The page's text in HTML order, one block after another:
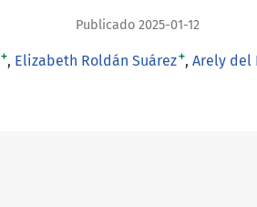
Publicado 2025-01-12
+ Elizabeth Roldán Suárez+ Arely del